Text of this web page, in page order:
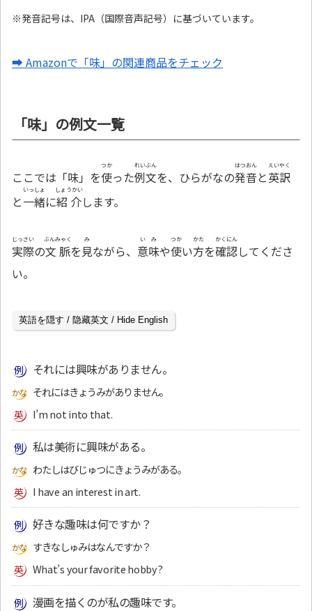
※発音記号は、IPA（国際音声記号）に基づいています。
➡ Amazonで「味」の関連商品をチェック
「味」の例文一覧
ここでは「味」を使
つか
った例文
れいぶん
を、ひらがなの発音
はつおん
と英訳
えいやく
と一緒
いっしょ
に紹介
しょうかい
します。
実際
じっさい
の文脈
ぶんみゃく
を見
み
ながら、 意味
いみ
や使
つか
い方
かた
を確認
かくにん
してくださ
い。
英語を隠す / 隐藏英文 / Hide English
それには興味がありません。
それにはきょうみがありません。
I’m not into that.
私は美術に興味がある。
わたしはびじゅつにきょうみがある。
I have an interest in art.
好きな趣味は何ですか？
すきなしゅみはなんですか？
What’s your favorite hobby?
漫画を描くのが私の趣味です。